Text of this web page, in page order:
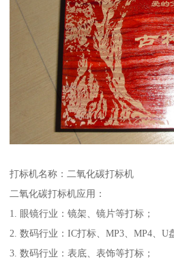
打标机名称：二氧化碳打标机
二氧化碳打标机应用：
1. 眼镜行业：镜架、镜片等打标；
2. 数码行业：IC打标、MP3、MP4、U
3. 数码行业：表底、表饰等打标；